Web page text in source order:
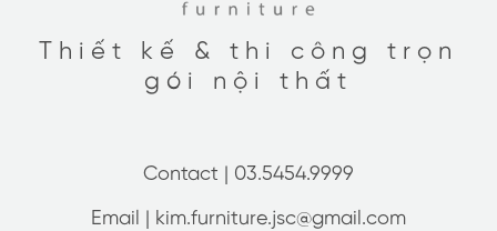
Thiết kế & thi công trọn
gói nội thất
Contact | 03.5454.9999
Email | kim.furniture.jsc@gmail.com